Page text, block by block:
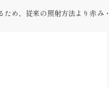
め、従来の照射方法より赤み